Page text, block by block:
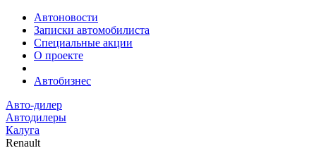
Автоновости
Записки автомобилиста
Специальные акции
О проекте
Автобизнес
Авто-дилер
Автодилеры
Калуга
Renault